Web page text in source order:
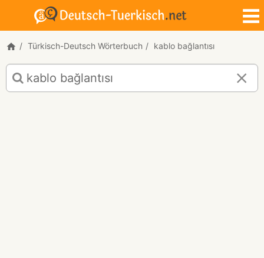
Türkisch-Deutsch Wörterbuch kablo bağlantısı
Türkisch-
Deutsch
Übersetzung